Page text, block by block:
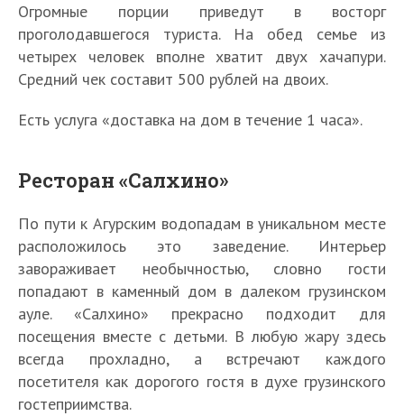
Огромные порции приведут в восторг
проголодавшегося туриста. На обед семье из
четырех человек вполне хватит двух хачапури.
Средний чек составит 500 рублей на двоих.
Есть услуга «доставка на дом в течение 1 часа».
Ресторан «Салхино»
По пути к Агурским водопадам в уникальном месте
расположилось это заведение. Интерьер
завораживает необычностью, словно гости
попадают в каменный дом в далеком грузинском
ауле. «Салхино» прекрасно подходит для
посещения вместе с детьми. В любую жару здесь
всегда прохладно, а встречают каждого
посетителя как дорогого гостя в духе грузинского
гостеприимства.